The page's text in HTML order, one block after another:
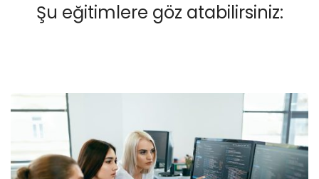
Şu eğitimlere göz atabilirsiniz: